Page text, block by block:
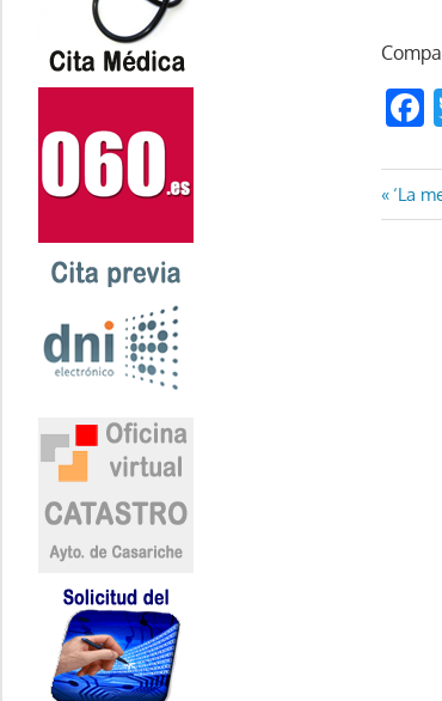
‘La